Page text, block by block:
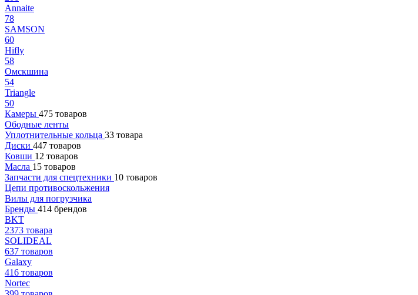
Annaite
78
SAMSON
60
Hifly
58
Омскшина
54
Triangle
50
Камеры 475 товаров
Ободные ленты
Уплотнительные кольца 33 товара
Диски 447 товаров
Ковши 12 товаров
Масла 15 товаров
Запчасти для спецтехники 10 товаров
Цепи противоскольжения
Вилы для погрузчика
Бренды 414 брендов
BKT
2373 товара
SOLIDEAL
637 товаров
Galaxy
416 товаров
Nortec